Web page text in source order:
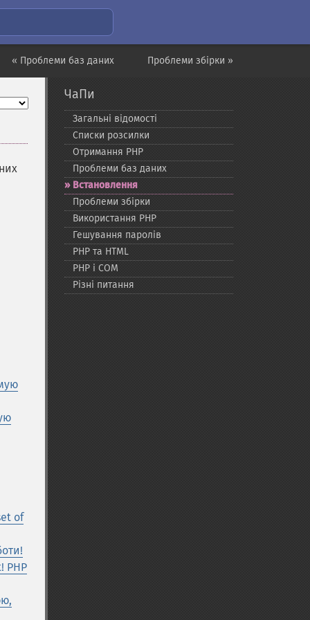
Проблеми збірки »
« Проблеми баз даних
of
PHP
ЧаПи
Загальні відомості
Списки розсилки
Отримання PHP
Проблеми баз даних
Встановлення
Проблеми збірки
Використання PHP
Гешування паролів
PHP та HTML
PHP і COM
Різні питання